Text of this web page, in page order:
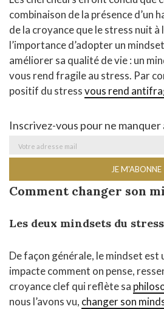
combinaison de la présence d’un
de la croyance que le stress nuit à
l’importance d’adopter un
améliorer sa qualité de vie : un
vous rend fragile au stress. Par
positif du stressvous rend
Inscrivez-vous pour ne manquer
Comment changer son
Les deux mindsets du stress
De façon générale, le mindset est
impacte comment on pense,
croyance clef qui reflète sa
nous l’avons vu, changer son